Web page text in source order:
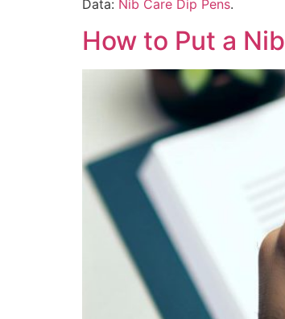
Data: Nib Care Dip Pens.
How to Put a